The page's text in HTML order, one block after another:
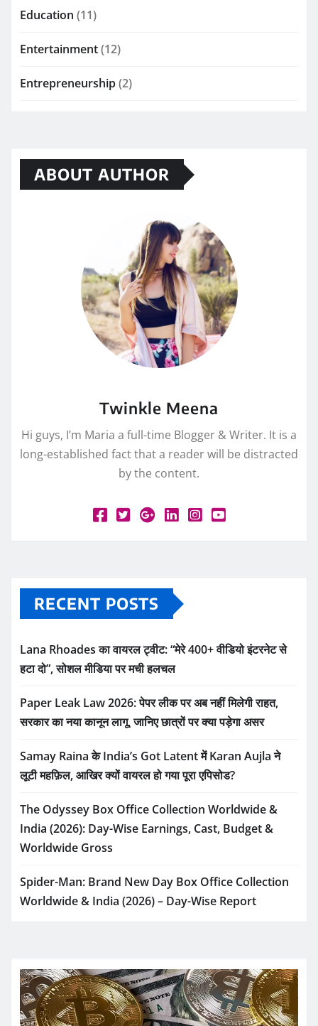
Education (11)
Entertainment(12)
Entrepreneurship(2)
ABOUT AUTHOR
Twinkle Meena
Hi guys, I’m Maria a full-time Blogger & Writer. It is a
long-established fact that a reader will be distracted
by the content.
RECENT POSTS
Lana Rhoades का वायरल ट्वीट: “मेरे 400+ वीडियो इंटरनेट से
हटा दो”, सोशल मीडिया पर मची हलचल
Paper Leak Law 2026: पेपर लीक पर अब नहीं मिलेगी राहत,
सरकार का नया कानून लागू, जानिए छात्रों पर क्या पड़ेगा असर
Samay Raina के India’s Got Latent में Karan Aujla ने
लूटी महफ़िल, आखिर क्यों वायरल हो गया पूरा एपिसोड?
The Odyssey Box Office Collection Worldwide &
India (2026): Day-Wise Earnings, Cast, Budget &
Worldwide Gross
Spider-Man: Brand New Day Box Office Collection
Worldwide & India (2026) – Day-Wise Report